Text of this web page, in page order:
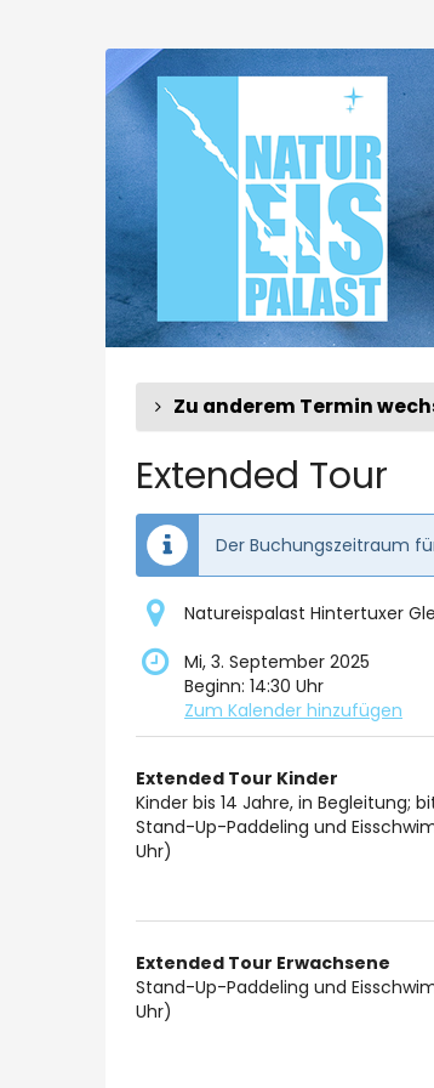
Extended
Tour
Zu anderem Termin
Extended Tour
Der Buchungszeitraum
Natureispalast Hintertuxer
Mi, 3. September 2025
Beginn: 14:30 Uhr
Zum Kalender hinzufügen
Produkte
Unkategorisierte
Produkte
Extended Tour Kinder
Kinder bis 14 Jahre, in Begleitung;
Stand-Up-Paddeling und
Uhr)
Extended Tour Erwachsene
Stand-Up-Paddeling und
Uhr)